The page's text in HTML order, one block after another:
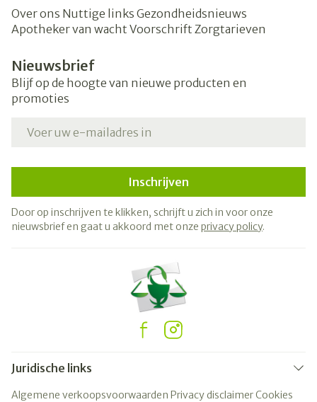
Over ons Nuttige links Gezondheidsnieuws
Apotheker van wacht Voorschrift Zorgtarieven
Nieuwsbrief
Blijf op de hoogte van nieuwe producten en
promoties
Inschrijven
Door op inschrijven te klikken, schrijft u zich in voor onze
nieuwsbrief en gaat u akkoord met onze privacy policy.
Juridische links
Algemene verkoopsvoorwaarden Privacy disclaimerCookies